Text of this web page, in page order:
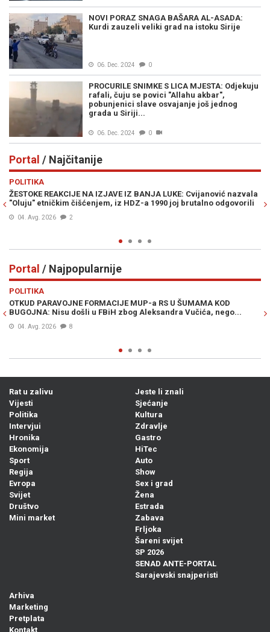
NOVI PORAZ SNAGA BAŠARA AL-ASADA:
Kurdi zauzeli veliki grad na istoku Sirije
06. Dec. 2024 0
PROCURILE SNIMKE S LICA MJESTA: Odjekuju
rafali, čuju se povici "Allahu akbar",
pobunjenici slave osvajanje još jednog
grada u Siriji...
06. Dec. 2024 0
Portal / Najčitanije
POLITIKA
ŽESTOKE REAKCIJE NA IZJAVE IZ BANJA LUKE: Cvijanović nazvala
"Oluju" etničkim čišćenjem, iz HDZ-a 1990 joj brutalno odgovorili
04. Avg. 2026 2
Portal / Najpopularnije
POLITIKA
OTKUD PARAVOJNE FORMACIJE MUP-a RS U ŠUMAMA KOD
BUGOJNA: Nisu došli u FBiH zbog Aleksandra Vučića, nego...
04. Avg. 2026 8
Rat u zalivu
Vijesti
Politika
Intervjui
Hronika
Ekonomija
Sport
Regija
Evropa
Svijet
Društvo
Mini market
Jeste li znali
Sjećanje
Kultura
Zdravlje
Gastro
HiTec
Auto
Show
Sex i grad
Žena
Estrada
Zabava
Frljoka
Šareni svijet
SP 2026
SENAD ANTE-PORTAL
Sarajevski snajperisti
Arhiva
Marketing
Pretplata
Kontakt